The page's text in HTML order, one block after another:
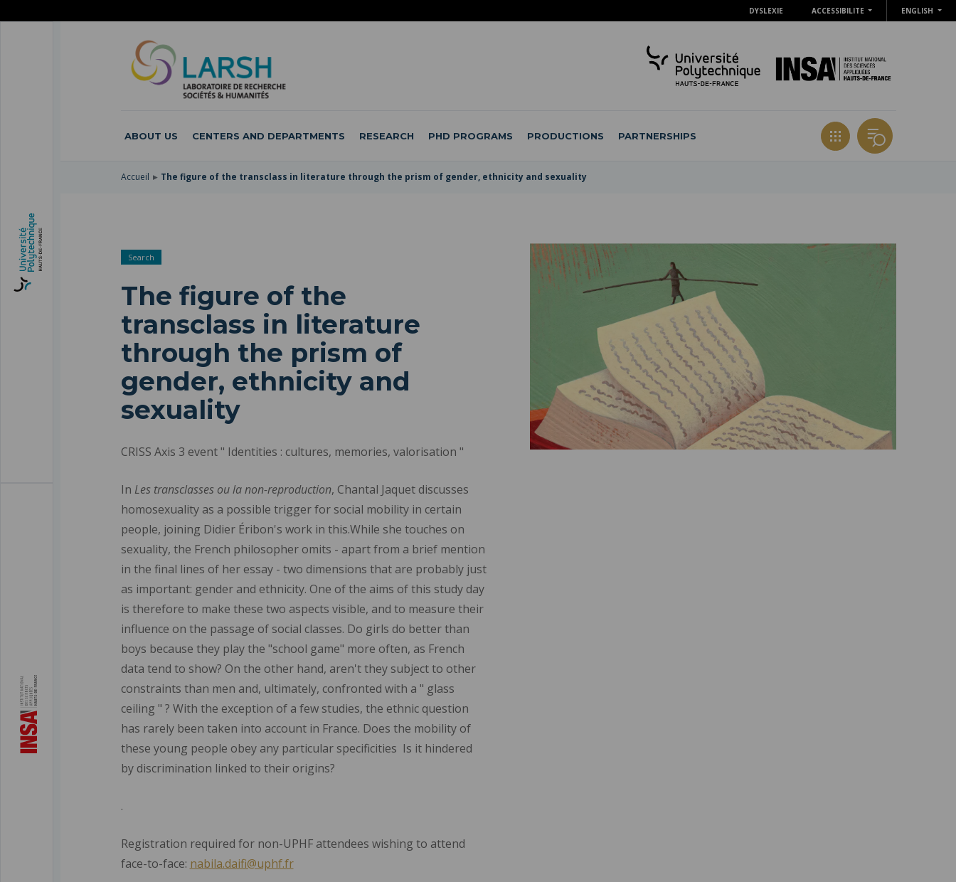
DYSLEXIE ACCESSIBILITE ENGLISH
ABOUT US CENTERS AND DEPARTMENTS RESEARCH PHD PROGRAMS PRODUCTIONS PARTNERSHIPS
Accueil The figure of the transclass in literature through the prism of gender, ethnicity and sexuality
Search
The figure of the
transclass in literature
through the prism of
gender, ethnicity and
sexuality
CRISS Axis 3 event " Identities : cultures, memories, valorisation "
In Les transclasses ou la non-reproduction, Chantal Jaquet discusses
homosexuality as a possible trigger for social mobility in certain
people, joining Didier Éribon's work in this.While she touches on
sexuality, the French philosopher omits - apart from a brief mention
in the final lines of her essay - two dimensions that are probably just
as important: gender and ethnicity. One of the aims of this study day
is therefore to make these two aspects visible, and to measure their
influence on the passage of social classes. Do girls do better than
boys because they play the "school game" more often, as French
data tend to show? On the other hand, aren't they subject to other
constraints than men and, ultimately, confronted with a " glass
ceiling " ? With the exception of a few studies, the ethnic question
has rarely been taken into account in France. Does the mobility of
these young people obey any particular specificities Is it hindered
by discrimination linked to their origins?
.
Registration required for non-UPHF attendees wishing to attend
face-to-face: nabila.daifi@uphf.fr